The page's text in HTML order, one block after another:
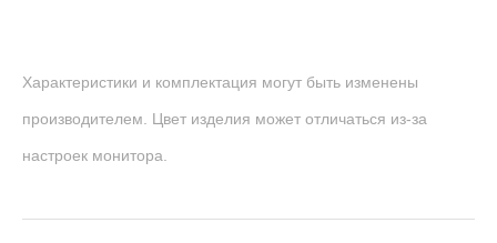
Характеристики и комплектация могут быть изменены
производителем. Цвет изделия может отличаться из-за
настроек монитора.